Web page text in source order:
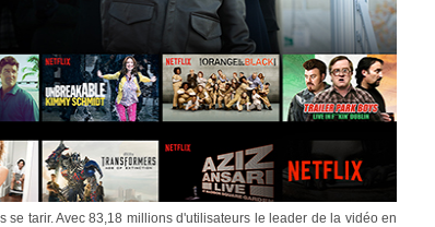
se tarir. Avec 83,18 millions d'utilisateurs le leader de la vidéo en